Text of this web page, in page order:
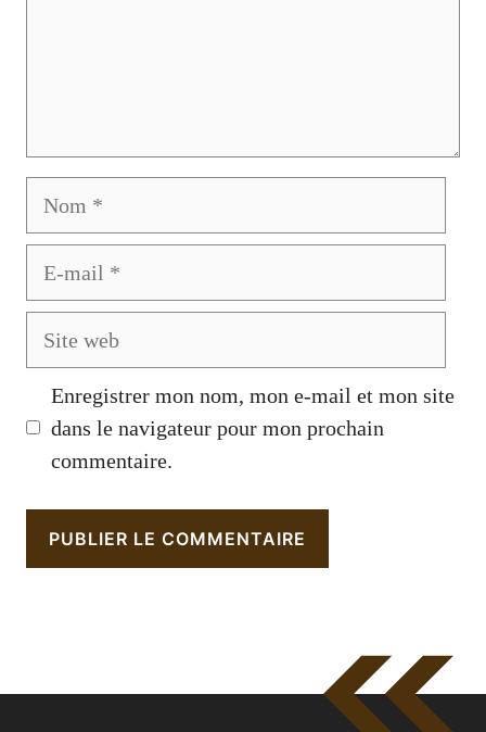
Enregistrer mon nom, mon e-mail et mon site
dans le navigateur pour mon prochain
commentaire.